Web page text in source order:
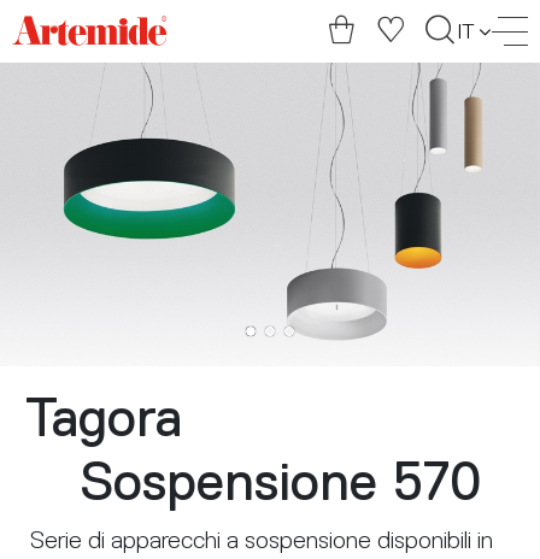
Artemide
home
IT
Tagora
Sospensione 570
Serie di apparecchi a sospensione disponibili in